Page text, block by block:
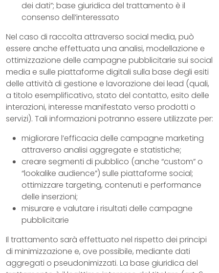
dei dati”; base giuridica del trattamento è il
consenso dell’interessato
Nel caso di raccolta attraverso social media, può
essere anche effettuata una analisi, modellazione e
ottimizzazione delle campagne pubblicitarie sui social
media e sulle piattaforme digitali sulla base degli esiti
delle attività di gestione e lavorazione dei lead (quali,
a titolo esemplificativo, stato del contatto, esito delle
interazioni, interesse manifestato verso prodotti o
servizi). Tali informazioni potranno essere utilizzate per:
migliorare l’efficacia delle campagne marketing
attraverso analisi aggregate e statistiche;
creare segmenti di pubblico (anche “custom” o
“lookalike audience”) sulle piattaforme social;
ottimizzare targeting, contenuti e performance
delle inserzioni;
misurare e valutare i risultati delle campagne
pubblicitarie
Il trattamento sarà effettuato nel rispetto dei principi
di minimizzazione e, ove possibile, mediante dati
aggregati o pseudonimizzati. La base giuridica del